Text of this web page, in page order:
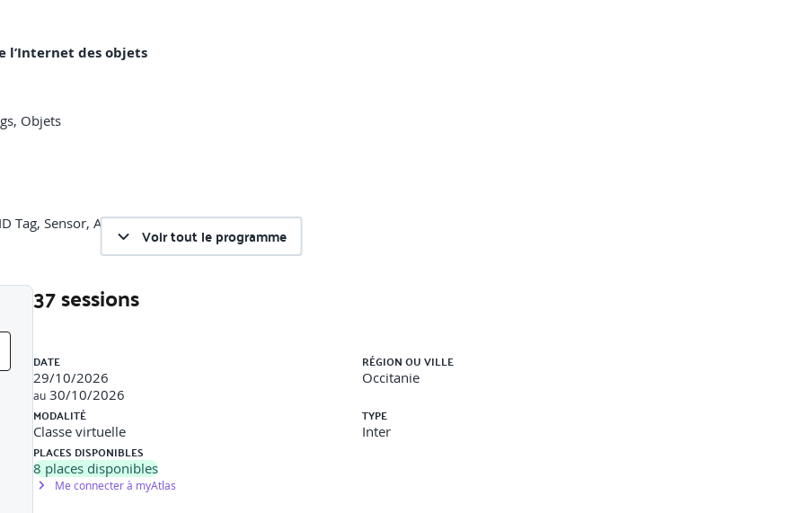
l’Internet des objets
Objets
Tag, Sensor, Actuator)
numériques (Arduino, System On Chip…)
services – Quel avenir pour l’Internet des objets ?
distribution, industrie
(domotique, transport…)
Voir tout le programme
37 sessions
DATE
29/10/2026
au 30/10/2026
RÉGION OU VILLE
Occitanie
MODALITÉ
Classe virtuelle
TYPE
Inter
PLACES DISPONIBLES
8 places disponibles
Me connecter à myAtlas